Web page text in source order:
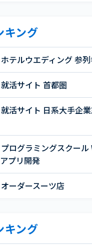
キング
ホテルウエディング 参
就活サイト 首都圏
就活サイト 日系大手企
プログラミングスクー
プリ開発
オーダースーツ店
キング